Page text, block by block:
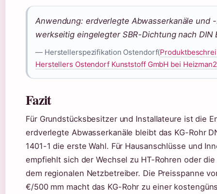
Anwendung: erdverlegte Abwasserkanäle und
werkseitig eingelegter SBR-Dichtung nach DIN
— Herstellerspezifikation Ostendorf(
Herstellers Ostendorf Kunststoff GmbH bei
Fazit
Für Grundstücksbesitzer und Installateure ist die
erdverlegte Abwasserkanäle bleibt das KG-Rohr
1401-1 die erste Wahl. Für Hausanschlüsse und
empfiehlt sich der Wechsel zu HT-Rohren oder
dem regionalen Netzbetreiber. Die Preisspanne
€/500 mm macht das KG-Rohr zu einer